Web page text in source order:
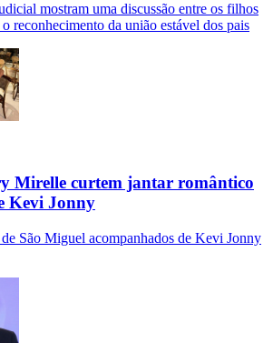
mostram uma discussão entre os filhos
reconhecimento da união estável dos pais
Mirelle curtem jantar romântico
Kevi Jonny
São Miguel acompanhados de Kevi Jonny